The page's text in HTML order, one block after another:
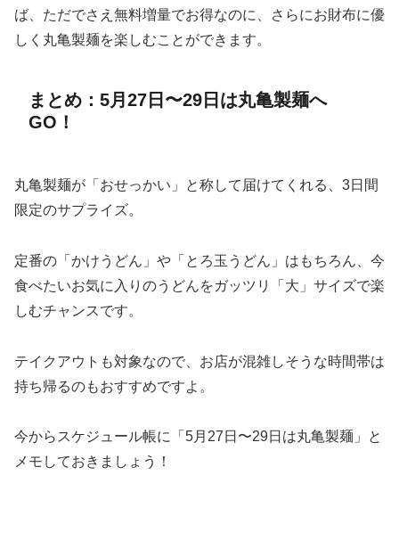
ば、ただでさえ無料増量でお得なのに、さらにお財布に優
しく丸亀製麺を楽しむことができます。
まとめ：5月27日〜29日は丸亀製麺へ
GO！
丸亀製麺が「おせっかい」と称して届けてくれる、3日間
限定のサプライズ。
定番の「かけうどん」や「とろ玉うどん」はもちろん、今
食べたいお気に入りのうどんをガッツリ「大」サイズで楽
しむチャンスです。
テイクアウトも対象なので、お店が混雑しそうな時間帯は
持ち帰るのもおすすめですよ。
今からスケジュール帳に「5月27日〜29日は丸亀製麺」と
メモしておきましょう！